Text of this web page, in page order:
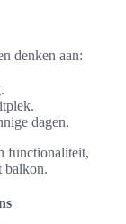
denken aan:
dagen.
functionaliteit,
balkon.